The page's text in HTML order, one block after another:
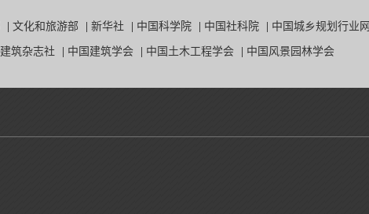
文化和旅游部 新华社 中国科学院 中国社科院 中国城乡规划行业网
建筑杂志社 中国建筑学会 中国土木工程学会 中国风景园林学会